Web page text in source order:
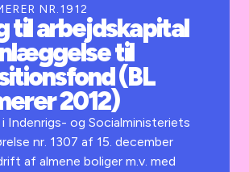
NR.1912
til arbejdskapital
til
(BL
2012)
Indenrigs- og Socialministeriets
nr. 1307 af 15. december
af almene boliger m.v. med